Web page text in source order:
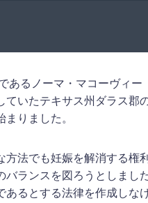
あるノーマ・マコーヴィー
いたテキサス州ダラス郡
りました。
法でも妊娠を解消する権
ランスを図ろうとしまし
るとする法律を作成しな